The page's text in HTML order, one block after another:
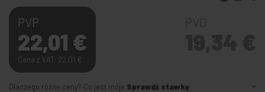
PVP
22,01 €
Cena z VAT: 22,01 €
Dlaczego różne ceny? Co jest moje Sprawdź stawkę